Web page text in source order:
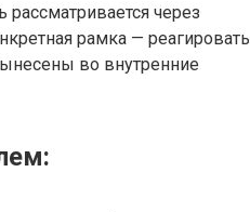
через
рамка — реагировать
во внутренние